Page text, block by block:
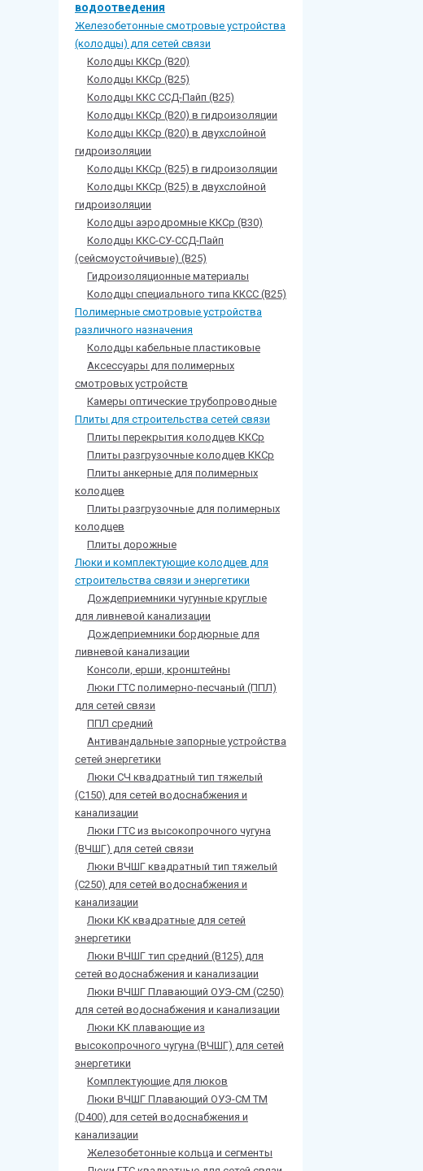
водоотведения
Железобетонные смотровые устройства
(колодцы) для сетей связи
Колодцы ККСр (В20)
Колодцы ККСр (В25)
Колодцы ККС ССД-Пайп (В25)
Колодцы ККСр (В20) в гидроизоляции
Колодцы ККСр (В20) в двухслойной
гидроизоляции
Колодцы ККСр (В25) в гидроизоляции
Колодцы ККСр (В25) в двухслойной
гидроизоляции
Колодцы аэродромные ККСр (В30)
Колодцы ККС-СУ-ССД-Пайп
(сейсмоустойчивые) (В25)
Гидроизоляционные материалы
Колодцы специального типа ККСС (В25)
Полимерные смотровые устройства
различного назначения
Колодцы кабельные пластиковые
Аксессуары для полимерных
смотровых устройств
Камеры оптические трубопроводные
Плиты для строительства сетей связи
Плиты перекрытия колодцев ККСр
Плиты разгрузочные колодцев ККСр
Плиты анкерные для полимерных
колодцев
Плиты разгрузочные для полимерных
колодцев
Плиты дорожные
Люки и комплектующие колодцев для
строительства связи и энергетики
Дождеприемники чугунные круглые
для ливневой канализации
Дождеприемники бордюрные для
ливневой канализации
Консоли, ерши, кронштейны
Люки ГТС полимерно-песчаный (ППЛ)
для сетей связи
ППЛ средний
Антивандальные запорные устройства
сетей энергетики
Люки СЧ квадратный тип тяжелый
(С150) для сетей водоснабжения и
канализации
Люки ГТС из высокопрочного чугуна
(ВЧШГ) для сетей связи
Люки ВЧШГ квадратный тип тяжелый
(С250) для сетей водоснабжения и
канализации
Люки КК квадратные для сетей
энергетики
Люки ВЧШГ тип средний (В125) для
сетей водоснабжения и канализации
Люки ВЧШГ Плавающий ОУЭ-СМ (С250)
для сетей водоснабжения и канализации
Люки КК плавающие из
высокопрочного чугуна (ВЧШГ) для сетей
энергетики
Комплектующие для люков
Люки ВЧШГ Плавающий ОУЭ-СМ ТМ
(D400) для сетей водоснабжения и
канализации
Железобетонные кольца и сегменты